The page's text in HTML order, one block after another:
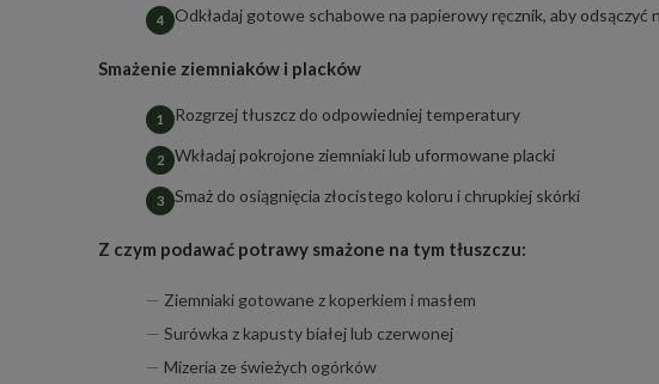
Odkładaj gotowe schabowe na papierowy ręcznik, aby odsączyć
Smażenie ziemniaków i placków
Rozgrzej tłuszcz do odpowiedniej temperatury
Wkładaj pokrojone ziemniaki lub uformowane placki
Smaż do osiągnięcia złocistego koloru i chrupkiej skórki
Z czym podawać potrawy smażone na tym tłuszczu:
Ziemniaki gotowane z koperkiem i masłem
Surówka z kapusty białej lub czerwonej
Mizeria ze świeżych ogórków